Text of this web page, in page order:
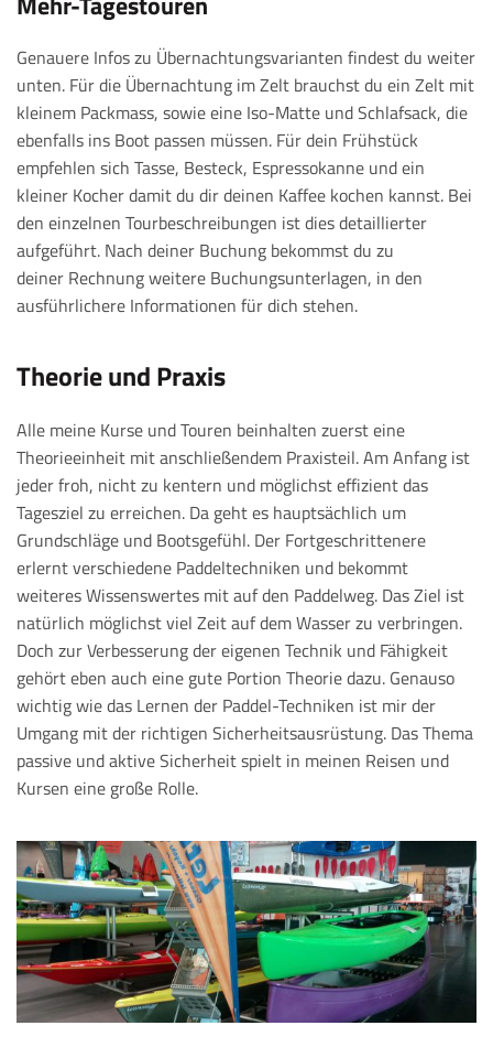
Genauere Infos zu Übernachtungsvarianten findest du weiter
unten. Für die Übernachtung im Zelt brauchst du ein Zelt mit
kleinem Packmass, sowie eine Iso-Matte und Schlafsack, die
ebenfalls ins Boot passen müssen. Für dein Frühstück
empfehlen sich Tasse, Besteck, Espressokanne und ein
kleiner Kocher damit du dir deinen Kaffee kochen kannst. Bei
den einzelnen Tourbeschreibungen ist dies detaillierter
aufgeführt. Nach deiner Buchung bekommst du zu
deiner Rechnung weitere Buchungsunterlagen, in den
ausführlichere Informationen für dich stehen.
Theorie und Praxis
Alle meine Kurse und Touren beinhalten zuerst eine
Theorieeinheit mit anschließendem Praxisteil. Am Anfang ist
jeder froh, nicht zu kentern und möglichst effizient das
Tagesziel zu erreichen. Da geht es hauptsächlich um
Grundschläge und Bootsgefühl. Der Fortgeschrittenere
erlernt verschiedene Paddeltechniken und bekommt
weiteres Wissenswertes mit auf den Paddelweg. Das Ziel ist
natürlich möglichst viel Zeit auf dem Wasser zu verbringen.
Doch zur Verbesserung der eigenen Technik und Fähigkeit
gehört eben auch eine gute Portion Theorie dazu. Genauso
wichtig wie das Lernen der Paddel-Techniken ist mir der
Umgang mit der richtigen Sicherheitsausrüstung. Das Thema
passive und aktive Sicherheit spielt in meinen Reisen und
Kursen eine große Rolle.